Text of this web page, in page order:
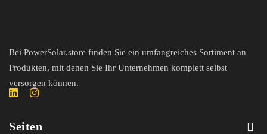
Bei PowerSolar.store finden Sie ein umfangreiches Sortiment an
Produkten, mit denen Sie Ihr Unternehmen komplett selbst
versorgen können.
Seiten